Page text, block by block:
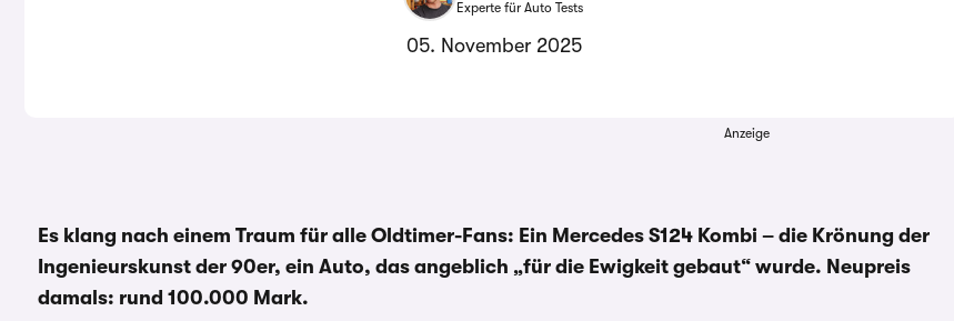
Experte für Auto Tests
05. November 2025
Anzeige
Es klang nach einem Traum für alle Oldtimer-Fans: Ein Mercedes S124 Kombi – die Krönung der
Ingenieurskunst der 90er, ein Auto, das angeblich „für die Ewigkeit gebaut“ wurde. Neupreis
damals: rund 100.000 Mark.